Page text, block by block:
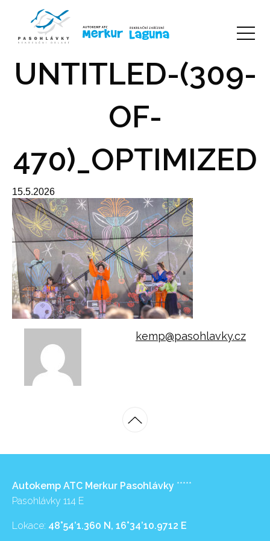
UNTITLED-(309-
OF-
470)_OPTIMIZED
15.5.2026
kemp@pasohlavky.cz
Autokemp ATC Merkur Pasohlávky *****
Pasohlávky 114 E
Lokace: 48°54’1.360 N, 16°34’10.9712 E